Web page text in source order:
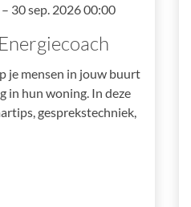
30 sep. 2026 00:00
je mensen in jouw buurt
in hun woning. In deze
gesprekstechniek,